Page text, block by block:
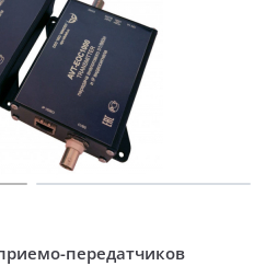
передатчиков